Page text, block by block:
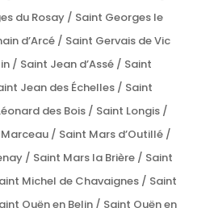
du Rosay / Saint Georges le
d’Arcé / Saint Gervais de Vic
/ Saint Jean d’Assé / Saint
Jean des Échelles / Saint
des Bois / Saint Longis /
/ Saint Mars d’Outillé /
/ Saint Mars la Brière / Saint
Michel de Chavaignes / Saint
Ouën en Belin / Saint Ouën en